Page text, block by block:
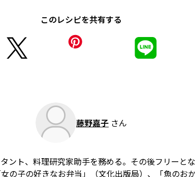
このレシピを共有する
藤野嘉子 さん
ント、料理研究家助手を務める。その後フリーと
の子の好きなお弁当」（文化出版局）、「魚のお